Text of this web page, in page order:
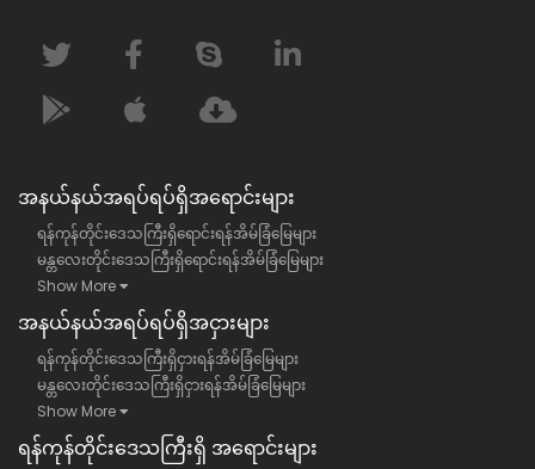
အနယ်နယ်အရပ်ရပ်ရှိအရောင်းများ
ရန်ကုန်တိုင်းဒေသကြီးရှိရောင်းရန်အိမ်ခြံမြေများ
မန္တလေးတိုင်းဒေသကြီးရှိရောင်းရန်အိမ်ခြံမြေများ
Show More
အနယ်နယ်အရပ်ရပ်ရှိအငှားများ
ရန်ကုန်တိုင်းဒေသကြီးရှိငှားရန်အိမ်ခြံမြေများ
မန္တလေးတိုင်းဒေသကြီးရှိငှားရန်အိမ်ခြံမြေများ
Show More
ရန်​ကုန်တိုင်းဒေသကြီး​ရှိ အရောင်းများ